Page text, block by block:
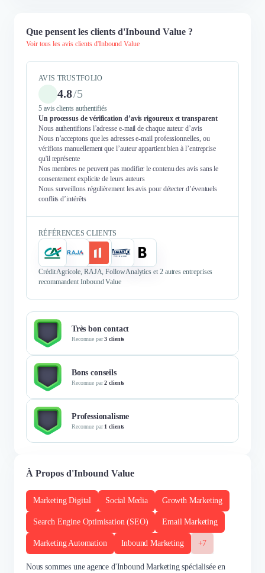
Que pensent les clients d'Inbound Value ?
Voir tous les avis clients d'Inbound Value
AVIS TRUSTFOLIO
4.8/5
5 avis clients authentifiés
Un processus de vérification d’avis rigoureux et transparent
Nous authentifions l’adresse e-mail de chaque auteur d’avis
Nous n’acceptons que les adresses e-mail professionnelles, ou
vérifions manuellement que l’auteur appartient bien à l’entreprise
qu'il représente
Nos membres ne peuvent pas modifier le contenu des avis sans le
consentement explicite de leurs auteurs
Nous surveillons régulièrement les avis pour détecter d’éventuels
conflits d’intérêts
RÉFÉRENCES CLIENTS
Crédit Agricole, RAJA, FollowAnalytics et 2 autres entreprises
recommandent Inbound Value
Très bon contact
Reconnue par3 clients
Bons conseils
Reconnue par2 clients
Professionalisme
Reconnue par1 clients
À Propos d'Inbound Value
Marketing Digital Social Media Growth Marketing
Search Engine Optimisation (SEO) Email Marketing
Marketing Automation Inbound Marketing +7
Nous sommes une agence d'Inbound Marketing spécialisée en